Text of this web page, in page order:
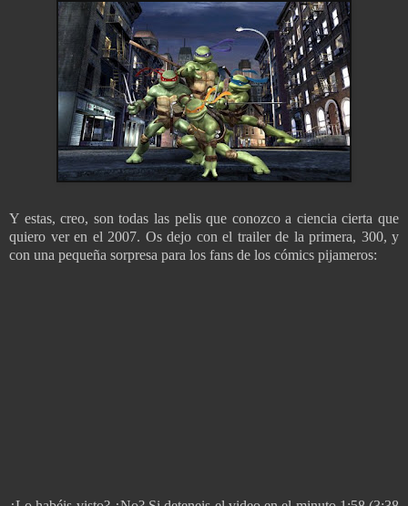
Y estas, creo, son todas las pelis que conozco a ciencia cierta que
quiero ver en el 2007. Os dejo con el trailer de la primera, 300, y
con una pequeña sorpresa para los fans de los cómics pijameros: